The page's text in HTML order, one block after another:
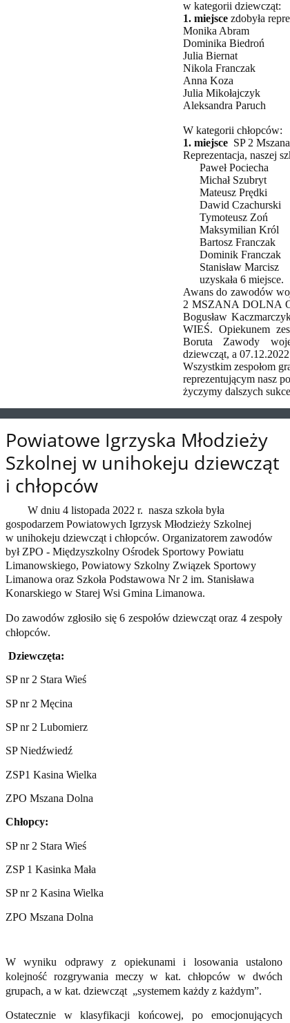
w kategorii dziewcząt:
1. miejsce zdobyła
Monika Abram
Dominika Biedroń
Julia Biernat
Nikola Franczak
Anna Koza
Julia Mikołajczyk
Aleksandra Paruch
W kategorii chłopców:
1. miejsce SP 2
Reprezentacja, naszej
Paweł Pociecha
Michał Szubryt
Mateusz Prędki
Dawid Czachurski
Tymoteusz Zoń
Maksymilian Król
Bartosz Franczak
Dominik Franczak
Stanisław Marcisz
uzyskała 6 miejsce.
Awans do zawodów
2 MSZANA DOLNA
Bogusław
WIEŚ. Opiekunem
Boruta Zawody
dziewcząt, a
Wszystkim zespołom
reprezentującym nasz
życzymy dalszych
Powiatowe Igrzyska Młodzieży
Szkolnej w unihokeju dziewcząt
i chłopców
W dniu 4 listopada 2022 r. nasza szkoła była
gospodarzem Powiatowych Igrzysk Młodzieży Szkolnej
w unihokeju dziewcząt i chłopców. Organizatorem zawodów
byłZPO - Międzyszkolny Ośrodek Sportowy Powiatu
Limanowskiego, Powiatowy Szkolny Związek Sportowy
Limanowa oraz Szkoła Podstawowa Nr 2 im. Stanisława
Konarskiego w Starej WsiGmina Limanowa.
Do zawodów zgłosiło się 6 zespołów dziewcząt oraz 4 zespoły
chłopców.
Dziewczęta:
SP nr 2 Stara Wieś
SP nr 2 Męcina
SP nr 2 Lubomierz
SP Niedźwiedź
ZSP1 Kasina Wielka
ZPO Mszana Dolna
Chłopcy:
SP nr 2 Stara Wieś
ZSP 1 Kasinka Mała
SP nr 2 Kasina Wielka
ZPO Mszana Dolna
W wyniku odprawy z opiekunami i losowania ustalono
kolejność rozgrywania meczy w kat. chłopców w dwóch
grupach, a w kat. dziewcząt „systemem każdy z każdym”.
Ostatecznie w klasyfikacji końcowej, po emocjonujących